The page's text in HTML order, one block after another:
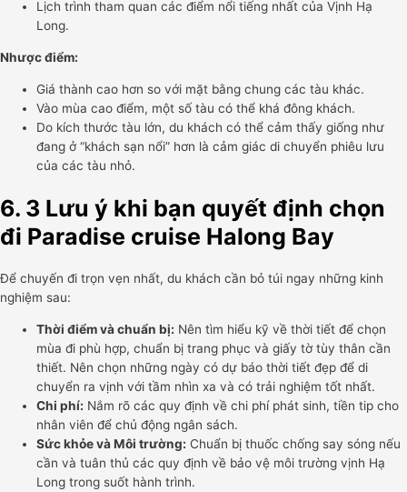
Lịch trình tham quan các điểm nổi tiếng nhất của Vịnh Hạ
Long.
Nhược điểm:
Giá thành cao hơn so với mặt bằng chung các tàu khác.
Vào mùa cao điểm, một số tàu có thể khá đông khách.
Do kích thước tàu lớn, du khách có thể cảm thấy giống như
đang ở “khách sạn nổi” hơn là cảm giác di chuyển phiêu lưu
của các tàu nhỏ.
6. 3 Lưu ý khi bạn quyết định chọn
đi Paradise cruise Halong Bay
Để chuyến đi trọn vẹn nhất, du khách cần bỏ túi ngay những kinh
nghiệm sau:
Thời điểm và chuẩn bị: Nên tìm hiểu kỹ về thời tiết để chọn
mùa đi phù hợp, chuẩn bị trang phục và giấy tờ tùy thân cần
thiết. Nên chọn những ngày có dự báo thời tiết đẹp để di
chuyển ra vịnh với tầm nhìn xa và có trải nghiệm tốt nhất.
Chi phí: Nắm rõ các quy định về chi phí phát sinh, tiền tip cho
nhân viên để chủ động ngân sách.
Sức khỏe và Môi trường: Chuẩn bị thuốc chống say sóng nếu
cần và tuân thủ các quy định về bảo vệ môi trường vịnh Hạ
Long trong suốt hành trình.